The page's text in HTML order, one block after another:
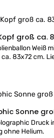
groß ca.
Weiß
83x72 cm.
Sonne
Druck
ohne Helium.